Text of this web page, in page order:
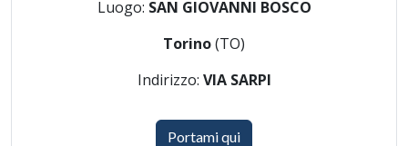
Luogo: SAN GIOVANNI BOSCO
Torino(TO)
Indirizzo: VIA SARPI
Portami qui